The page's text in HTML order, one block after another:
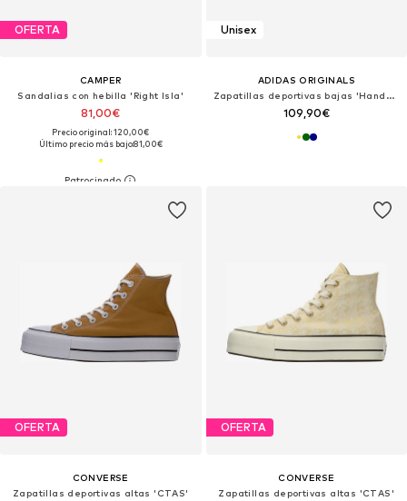
OFERTA
CAMPER
Sandalias con hebilla 'Right Isla'
81,00€
Precio original: 120,00€
Último precio más bajo:81,00€
Unisex
ADIDAS ORIGINALS
Zapatillas deportivas bajas 'Handball Spezial'
109,90€
OFERTA
CONVERSE
Zapatillas deportivas altas 'CTAS'
OFERTA
CONVERSE
Zapatillas deportivas altas 'CTAS'